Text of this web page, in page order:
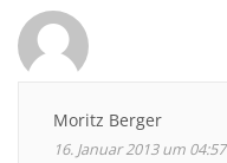
Moritz Berger
16. Januar 2013 um 04:57